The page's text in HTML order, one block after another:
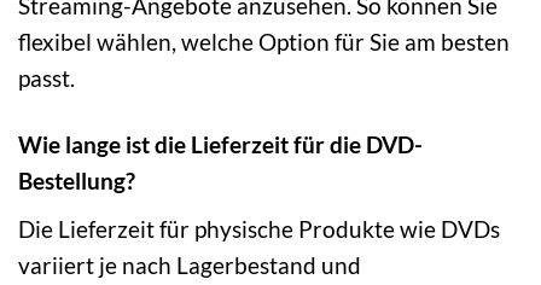
Streaming-Angebote anzusehen. So können Sie
flexibel wählen, welche Option für Sie am besten
passt.
Wie lange ist die Lieferzeit für die DVD-
Bestellung?
Die Lieferzeit für physische Produkte wie DVDs
variiert je nach Lagerbestand und